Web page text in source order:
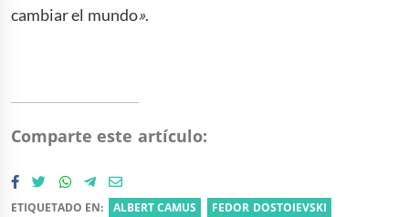
cambiar el mundo».
Comparte este artículo:
ETIQUETADO EN: ALBERT CAMUS
FEDOR DOSTOIEVSKI